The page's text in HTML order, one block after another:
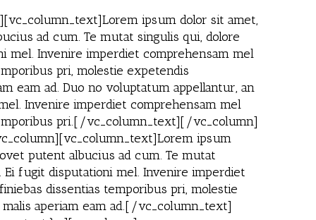
ipsum dolor sit amet,
ad cum. Te mutat singulis qui, dolore
mel. Invenire imperdiet comprehensam mel
pri, molestie expetendis
eam ad. Duo no voluptatum appellantur, an
Invenire imperdiet comprehensam mel
pri.[/vc_column_text][/vc_column]
ipsum
putent albucius ad cum. Te mutat
fugit disputationi mel. Invenire imperdiet
dissentias temporibus pri, molestie
aperiam eam ad.[/vc_column_text]